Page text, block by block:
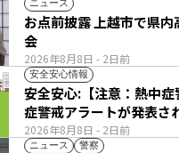
ニュース
2026年8月8日 - 2日前
お点前披露 上越市で県
会
安全安心情報
2026年8月8日 - 2日前
安全安心:【注意：熱中
症警戒アラートが発表さ
ニュース 警察